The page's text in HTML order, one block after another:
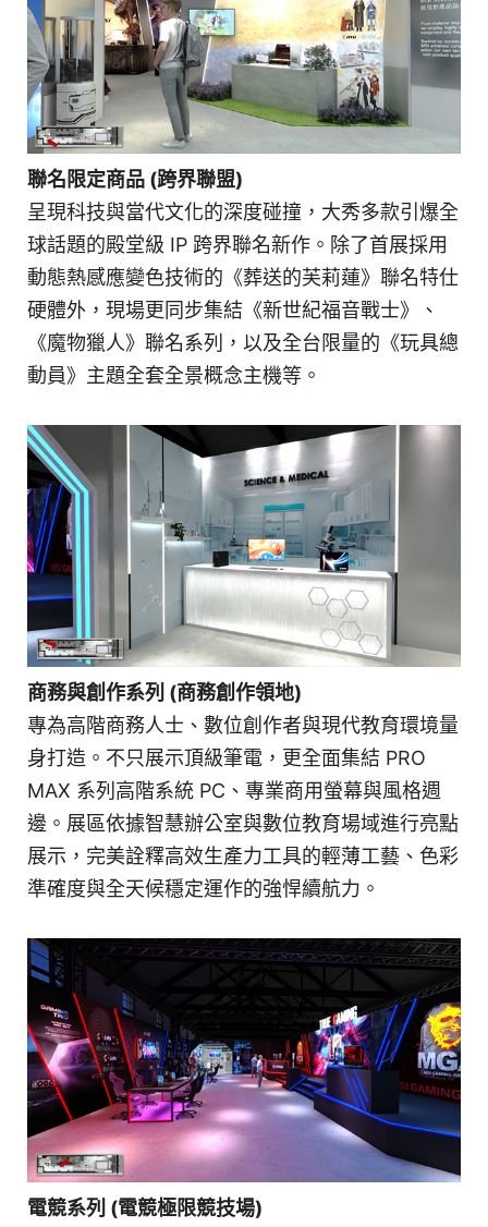
聯名限定商品 (跨界聯盟)
呈現科技與當代文化的深度碰撞，大秀多款引爆全
球話題的殿堂級 IP 跨界聯名新作。除了首展採用
動態熱感應變色技術的《葬送的芙莉蓮》聯名特仕
硬體外，現場更同步集結《新世紀福音戰士》、
《魔物獵人》聯名系列，以及全台限量的《玩具總
動員》主題全套全景概念主機等。
商務與創作系列 (商務創作領地)
專為高階商務人士、數位創作者與現代教育環境量
身打造。不只展示頂級筆電，更全面集結 PRO
MAX 系列高階系統 PC、專業商用螢幕與風格週
邊。展區依據智慧辦公室與數位教育場域進行亮點
展示，完美詮釋高效生產力工具的輕薄工藝、色彩
準確度與全天候穩定運作的強悍續航力。
電競系列 (電競極限競技場)